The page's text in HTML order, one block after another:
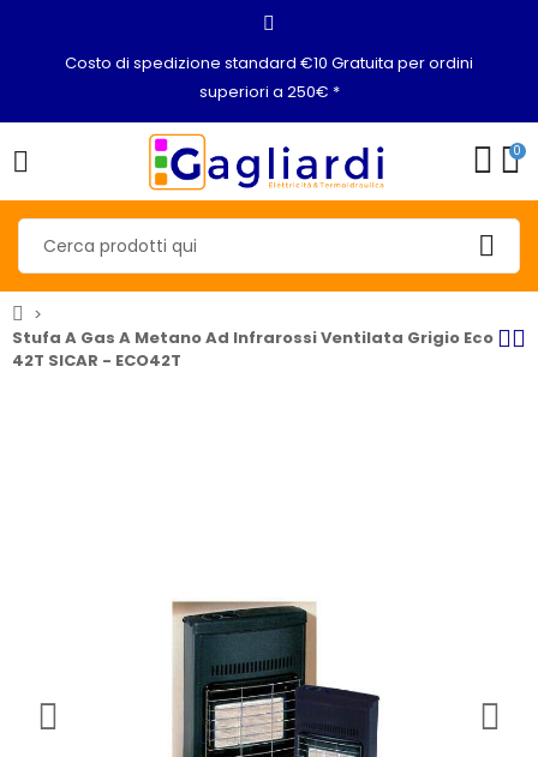
Costo di spedizione standard €10 Gratuita per ordini
superiori a 250€ *
0
Stufa A Gas A Metano Ad Infrarossi Ventilata Grigio Eco
42T SICAR - ECO42T